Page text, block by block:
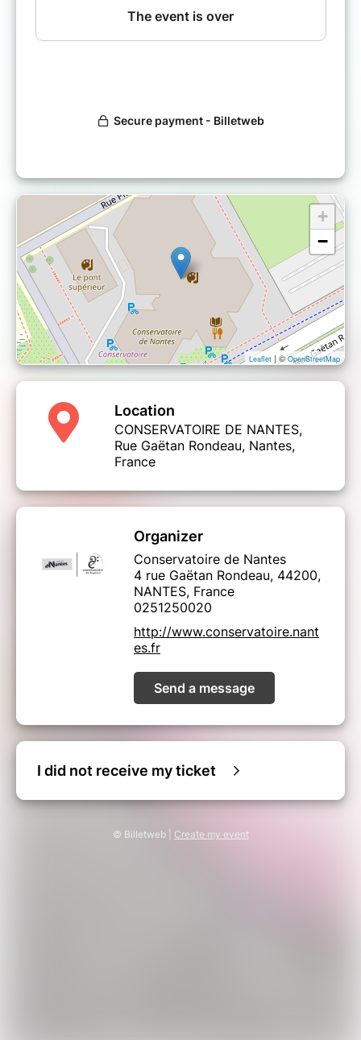
Enseignants : Jean-David Burki, Pascale Garcia,
+
−
Leaflet | ©OpenStreetMap
Location
CONSERVATOIRE DE NANTES,
Rue Gaëtan Rondeau, Nantes,
France
Organizer
Conservatoire de Nantes
4 rue Gaëtan Rondeau, 44200,
NANTES, France
0251250020
http://www.conservatoire.nant
es.fr
Send a message
I did not receive my ticket
© Billetweb | Create my event